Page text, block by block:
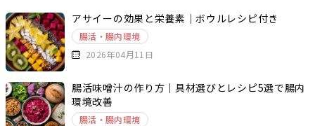
アサイーの効果と栄養素｜ボウルレシピ付き
腸活・腸内環境
2026年04月11日
腸活味噌汁の作り方｜具材選びとレシピ5選で腸内
環境改善
腸活・腸内環境